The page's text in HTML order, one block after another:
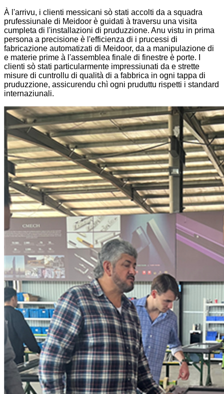
À l'arrivu, i clienti messicani sò stati accolti da a squadra
prufessiunale di Meidoor è guidati à traversu una visita
cumpleta di l'installazioni di pruduzzione. Anu vistu in prima
persona a precisione è l'efficienza di i prucessi di
fabricazione automatizati di Meidoor, da a manipulazione di
e materie prime à l'assemblea finale di finestre è porte. I
clienti sò stati particularmente impressiunati da e strette
misure di cuntrollu di qualità di a fabbrica in ogni tappa di
pruduzzione, assicurendu chì ogni pruduttu rispetti i standard
internaziunali.